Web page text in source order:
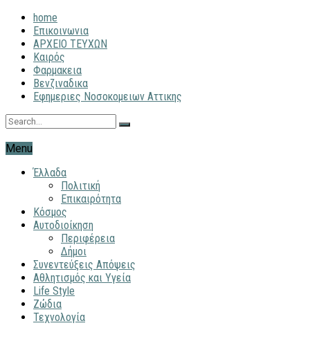
home
Επικοινωνια
ΑΡΧΕΙΟ ΤΕΥΧΩΝ
Καιρός
Φαρμακεια
Βενζιναδικα
Εφημεριες Νοσοκομειων Αττικης
Menu
Έλλαδα
Πολιτική
Επικαιρότητα
Κόσμος
Αυτοδιοίκηση
Περιφέρεια
Δήμοι
Συνεντεύξεις Απόψεις
Αθλητισμός και Υγεία
Life Style
Ζώδια
Τεχνολογία